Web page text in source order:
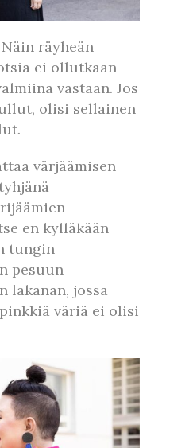
räyheän
ei ollutkaan
vastaan. Jos
olisi sellainen
värjäämisen
en kylläkään
tungin
pesuun
lakanan, jossa
väriä ei olisi